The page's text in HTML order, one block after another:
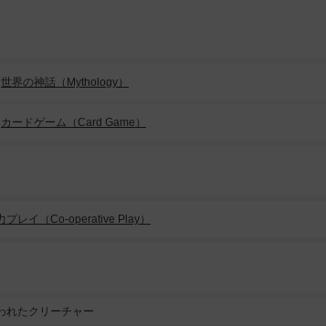
世界の神話（Mythology）
カードゲーム（Card Game）
プレイ（Co-operative Play）
れたクリーチャー